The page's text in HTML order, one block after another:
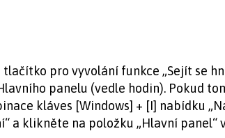
pro vyvolání funkce „Sejít se
panelu (vedle hodin). Pokud
kláves [Windows] + [I] nabídku
a klikněte na položku „Hlavní panel“